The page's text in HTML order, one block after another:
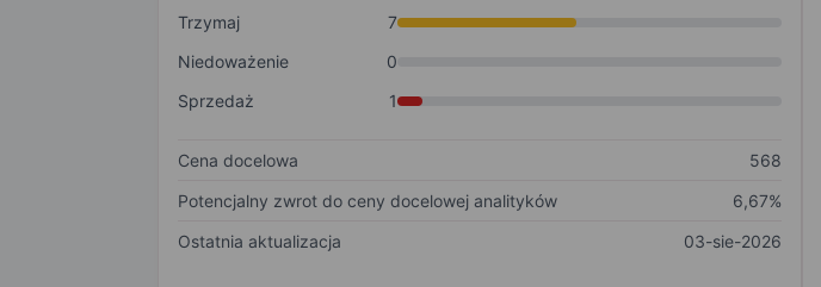
Trzymaj
7
Niedoważenie
0
Sprzedaż
1
Cena docelowa
568
Potencjalny zwrot do ceny docelowej analityków
6,67%
Ostatnia aktualizacja
03-sie-2026